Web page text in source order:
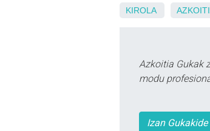
KIROLA
Azkoitia Gukak
modu
Izan Gukakide